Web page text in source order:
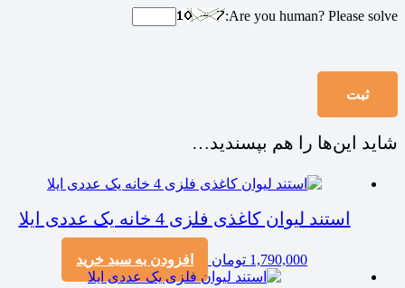
Are you human? Please solve:
شاید این‌ها را هم بپسندید…
استند لیوان کاغذی فلزی 4 خانه یک عددی ایلا
1,790,000 تومان افزودن به سبد خرید